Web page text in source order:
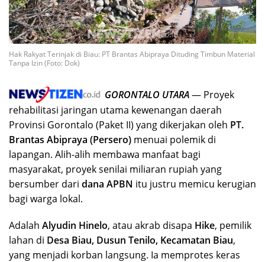
Hak Rakyat Terinjak di Biau: PT Brantas Abipraya Dituding Timbun Material
Tanpa Izin (Foto: Dok)
GORONTALO UTARA— Proyek
rehabilitasi jaringan utama kewenangan daerah
Provinsi Gorontalo (Paket II) yang dikerjakan oleh PT.
Brantas Abipraya (Persero) menuai polemik di
lapangan. Alih-alih membawa manfaat bagi
masyarakat, proyek senilai miliaran rupiah yang
bersumber dari dana APBN itu justru memicu kerugian
bagi warga lokal.
Adalah Alyudin Hinelo, atau akrab disapa Hike, pemilik
lahan di Desa Biau, Dusun Tenilo, Kecamatan Biau,
yang menjadi korban langsung. Ia memprotes keras